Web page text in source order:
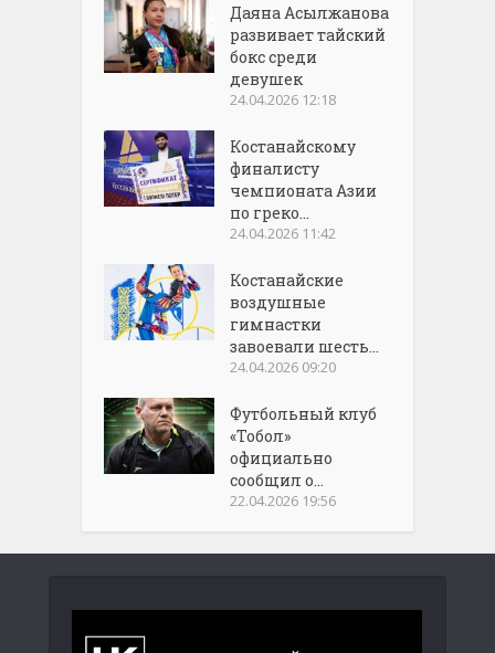
Даяна Асылжанова
развивает тайский
бокс среди
девушек
24.04.2026 12:18
Костанайскому
финалисту
чемпионата Азии
по греко...
24.04.2026 11:42
Костанайские
воздушные
гимнастки
завоевали шесть...
24.04.2026 09:20
Футбольный клуб
«Тобол»
официально
сообщил о...
22.04.2026 19:56